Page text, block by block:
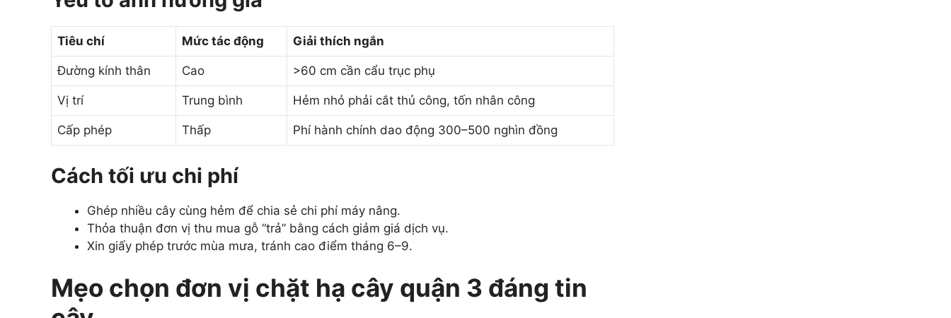
Tiêu chí Mức tác động Giải thích ngắn
Đường kính thân Cao >60 cm cần cẩu trục phụ
Vị trí Trung bình Hẻm nhỏ phải cắt thủ công, tốn nhân công
Cấp phép Thấp Phí hành chính dao động 300–500 nghìn đồng
Cách tối ưu chi phí
Ghép nhiều cây cùng hẻm để chia sẻ chi phí máy nâng.
Thỏa thuận đơn vị thu mua gỗ “trả” bằng cách giảm giá dịch vụ.
Xin giấy phép trước mùa mưa, tránh cao điểm tháng 6–9.
Mẹo chọn đơn vị chặt hạ cây quận 3 đáng tin